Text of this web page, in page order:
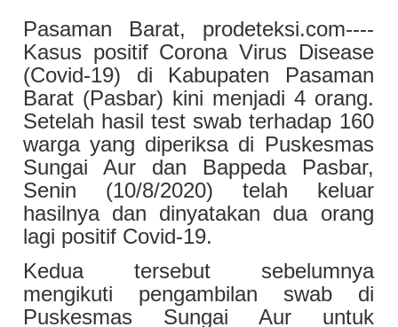
Pasaman Barat, prodeteksi.com----
Kasus positif Corona Virus Disease
(Covid-19) di Kabupaten Pasaman
Barat (Pasbar) kini menjadi 4 orang.
Setelah hasil test swab terhadap 160
warga yang diperiksa di Puskesmas
Sungai Aur dan Bappeda Pasbar,
Senin (10/8/2020) telah keluar
hasilnya dan dinyatakan dua orang
lagi positif Covid-19.
Kedua tersebut sebelumnya
mengikuti pengambilan swab di
Puskesmas Sungai Aur untuk